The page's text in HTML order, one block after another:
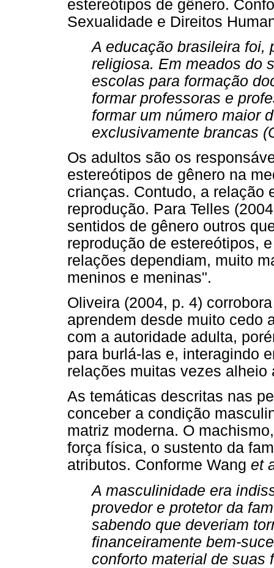
estereótipos de gênero.
Sexualidade e Direitos
A educação brasileira foi,
religiosa. Em meados do
escolas para formação
formar professoras e
formar um número maior
exclusivamente brancas
Os adultos são os
estereótipos de gênero na
crianças. Contudo, a relação
reprodução. Para Telles
sentidos de gênero outros
reprodução de estereótipos,
relações dependiam, muito
meninos e meninas".
Oliveira (2004, p. 4)
aprendem desde muito cedo
com a autoridade adulta,
para burlá-las e, interagindo
relações muitas vezes
As temáticas descritas nas
conceber a condição
matriz moderna. O
força física, o sustento da
atributos. Conforme Wang et
A masculinidade era
provedor e protetor da
sabendo que deveriam
financeiramente bem-
conforto material de suas